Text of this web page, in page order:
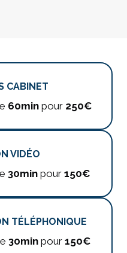
CABINET
60min pour 250€
VIDÉO
30min pour 150€
TÉLÉPHONIQUE
30min pour 150€